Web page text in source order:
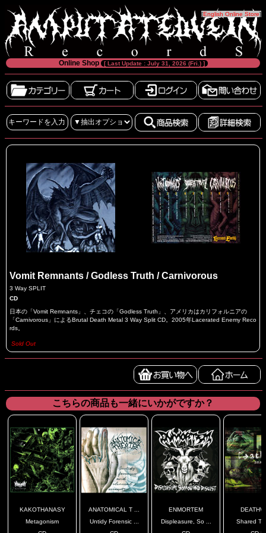
[English Online Store]
Online Shop [ Last Update : July 31, 2026 (Fri.) ]
Vomit Remnants / Godless Truth / Carnivorous
3 Way SPLIT
CD
日本の「Vomit Remnants」、チェコの「Godless Truth」、アメリカはカリフォルニアの
「Carnivorous」によるBrutal Death Metal 3 Way Split CD。2005年Lacerated Enemy Reco
rds。
Sold Out
こちらの商品も一緒にいかがですか？
KAKOTHANASY
Metagonism
ANATOMICAL T ...
Untidy Forensic ...
ENMORTEM
Displeasure, So ...
Shared